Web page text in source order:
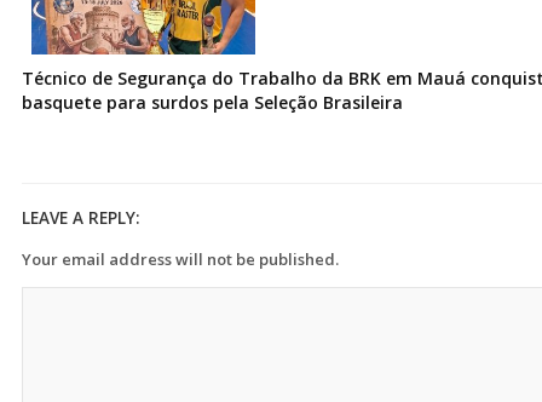
Técnico de Segurança do Trabalho da BRK em Mauá
basquete para surdos pela Seleção Brasileira
LEAVE A REPLY:
Your email address will not be published.